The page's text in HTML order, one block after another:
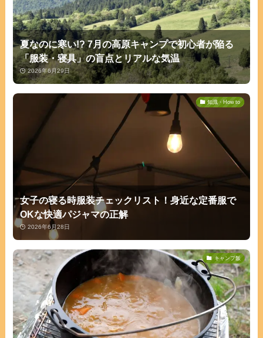
夏なのに寒い!? 7月の高原キャンプで初心者が陥る
「服装・寝具」の盲点とリアルな気温
2026年6月29日
知識・How to
女子の寝る時服装チェックリスト！身近な定番服で
OKな快適パジャマの正解
2026年6月28日
キャンプ飯